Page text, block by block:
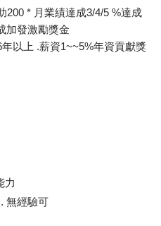
200 * 月業績達成3/4/5 %達成
加發激勵獎金
以上 .薪資1~~5%年資貢獻獎
力
無經驗可